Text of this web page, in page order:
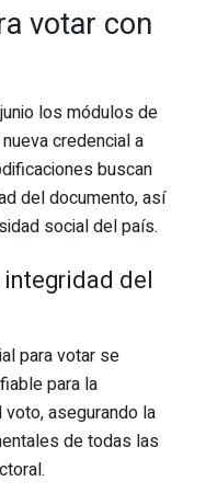
votar con
los módulos de
credencial a
buscan
del documento, así
social del país.
del
para votar se
para la
asegurando la
de todas las